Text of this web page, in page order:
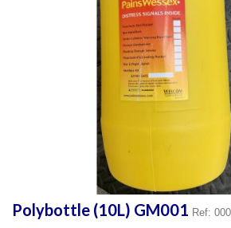
Polybottle (10L) GM001 Ref: